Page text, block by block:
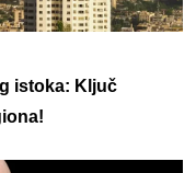
istoka: Ključ